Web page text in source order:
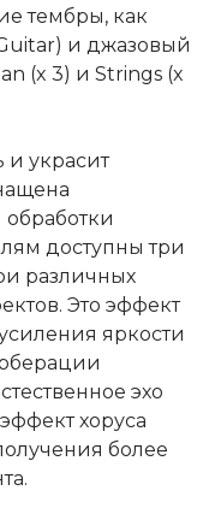
тембры, как
и джазовый
(x 3) и Strings (x
и украсит
доступны три
различных
Это эффект
яркости
эхо
хоруса
более